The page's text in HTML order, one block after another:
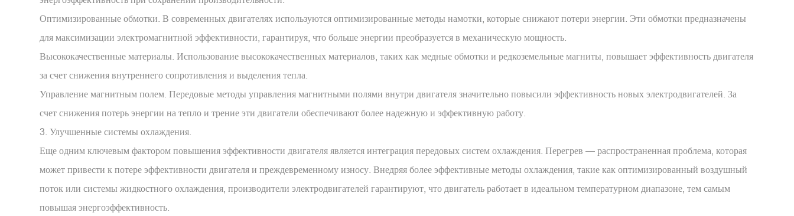
Оптимизированные обмотки. В современных двигателях используются оптимизированные методы намотки, которые снижают потери энергии. Эти обмотки предназначены
для максимизации электромагнитной эффективности, гарантируя, что больше энергии преобразуется в механическую мощность.
Высококачественные материалы. Использование высококачественных материалов, таких как медные обмотки и редкоземельные магниты, повышает эффективность двигателя
за счет снижения внутреннего сопротивления и выделения тепла.
Управление магнитным полем. Передовые методы управления магнитными полями внутри двигателя значительно повысили эффективность новых электродвигателей. За
счет снижения потерь энергии на тепло и трение эти двигатели обеспечивают более надежную и эффективную работу.
3. Улучшенные системы охлаждения.
Еще одним ключевым фактором повышения эффективности двигателя является интеграция передовых систем охлаждения. Перегрев — распространенная проблема, которая
может привести к потере эффективности двигателя и преждевременному износу. Внедряя более эффективные методы охлаждения, такие как оптимизированный воздушный
поток или системы жидкостного охлаждения, производители электродвигателей гарантируют, что двигатель работает в идеальном температурном диапазоне, тем самым
повышая энергоэффективность.